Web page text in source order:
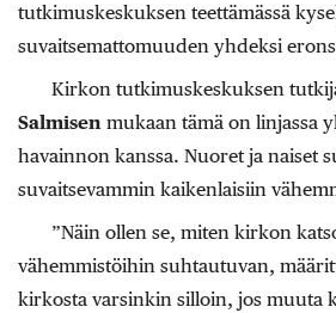
tutkimuskeskuksen teettämässä
suvaitsemattomuuden yhdeksi
Kirkon tutkimuskeskuksen
Salmisen mukaan tämä on linjassa
havainnon kanssa. Nuoret ja naiset
suvaitsevammin kaikenlaisiin
”Näin ollen se, miten kirkon
vähemmistöihin suhtautuvan,
kirkosta varsinkin silloin, jos muuta